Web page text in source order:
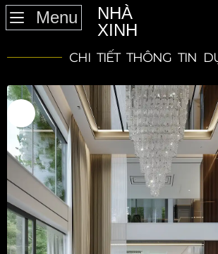
Menu
NHÀ
XINH
CHI TIẾT THÔNG TIN